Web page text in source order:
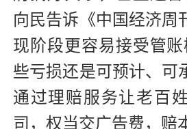
向民告诉《中国经济周
现阶段更容易接受管
些亏损还是可预计、可
通过理赔服务让老百
司，权当交广告费，赔